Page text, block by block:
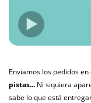
Enviamos los pedidos
pistas... Ni siquiera
sabe lo que está